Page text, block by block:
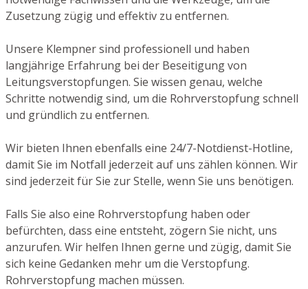
Zusetzung zügig und effektiv zu entfernen.
Unsere Klempner sind professionell und haben
langjährige Erfahrung bei der Beseitigung von
Leitungsverstopfungen. Sie wissen genau, welche
Schritte notwendig sind, um die Rohrverstopfung schnell
und gründlich zu entfernen.
Wir bieten Ihnen ebenfalls eine 24/7-Notdienst-Hotline,
damit Sie im Notfall jederzeit auf uns zählen können. Wir
sind jederzeit für Sie zur Stelle, wenn Sie uns benötigen.
Falls Sie also eine Rohrverstopfung haben oder
befürchten, dass eine entsteht, zögern Sie nicht, uns
anzurufen. Wir helfen Ihnen gerne und zügig, damit Sie
sich keine Gedanken mehr um die Verstopfung.
Rohrverstopfung machen müssen.